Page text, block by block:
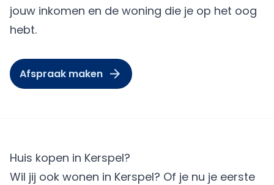
jouw inkomen en de woning die je op het oog
hebt.
Afspraak maken
Huis kopen in Kerspel?
Wil jij ook wonen in Kerspel? Of je nu je eerste